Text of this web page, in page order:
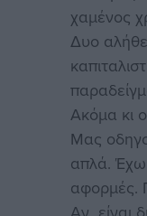
χαμένος
Δυο
Ακόμα κι
Μας
απλά. Έχω
αφορμές.